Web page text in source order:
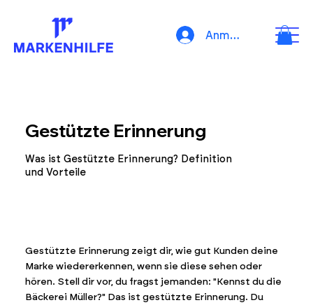
Anmelden
Gestützte Erinnerung
Was ist Gestützte Erinnerung? Definition
und Vorteile
Gestützte Erinnerung zeigt dir, wie gut Kunden deine
Marke wiedererkennen, wenn sie diese sehen oder
hören. Stell dir vor, du fragst jemanden: "Kennst du die
Bäckerei Müller?" Das ist gestützte Erinnerung. Du